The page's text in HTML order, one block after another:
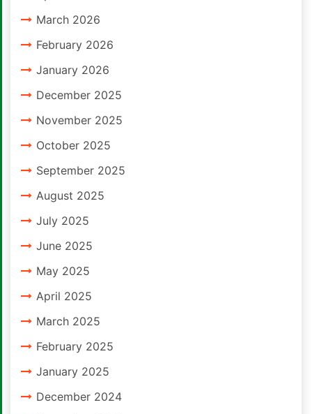
March 2026
February 2026
January 2026
December 2025
November 2025
October 2025
September 2025
August 2025
July 2025
June 2025
May 2025
April 2025
March 2025
February 2025
January 2025
December 2024